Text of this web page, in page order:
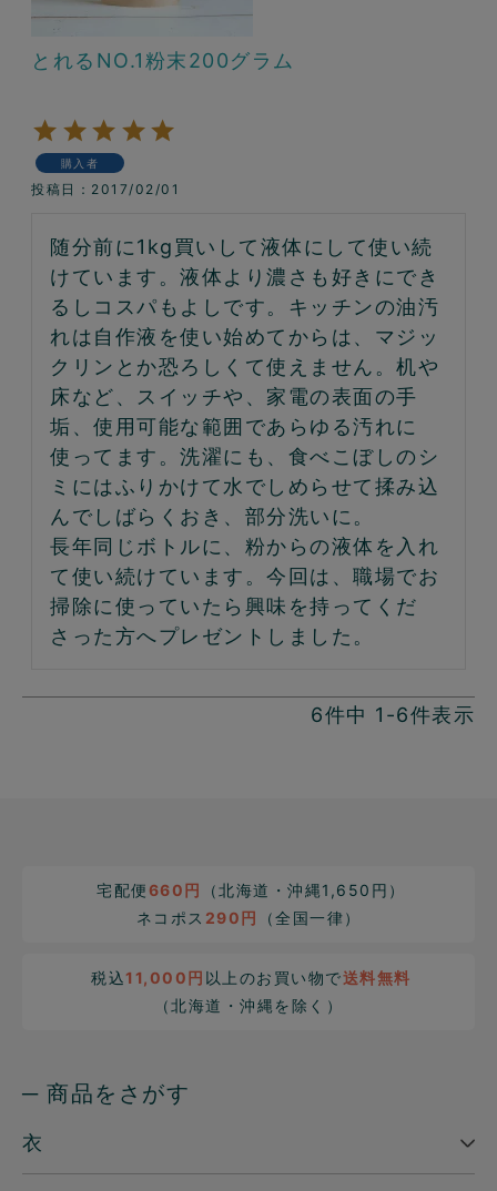
とれるNO.1粉末200グラム
購入者
投稿日 2017/02/01
随分前に1kg買いして液体にして使い続
けています。液体より濃さも好きにでき
るしコスパもよしです。キッチンの油汚
れは自作液を使い始めてからは、マジッ
クリンとか恐ろしくて使えません。机や
床など、スイッチや、家電の表面の手
垢、使用可能な範囲であらゆる汚れに
使ってます。洗濯にも、食べこぼしのシ
ミにはふりかけて水でしめらせて揉み込
んでしばらくおき、部分洗いに。
長年同じボトルに、粉からの液体を入れ
て使い続けています。今回は、職場でお
掃除に使っていたら興味を持ってくだ
さった方へプレゼントしました。
6件中 1 -6件表示
宅配便660円
（北海道・沖縄1,650円）
ネコポス 290円 （全国一律）
税込11,000円 以上のお買い物で送料無料
（北海道・沖縄を除く）
─ 商品をさがす
衣